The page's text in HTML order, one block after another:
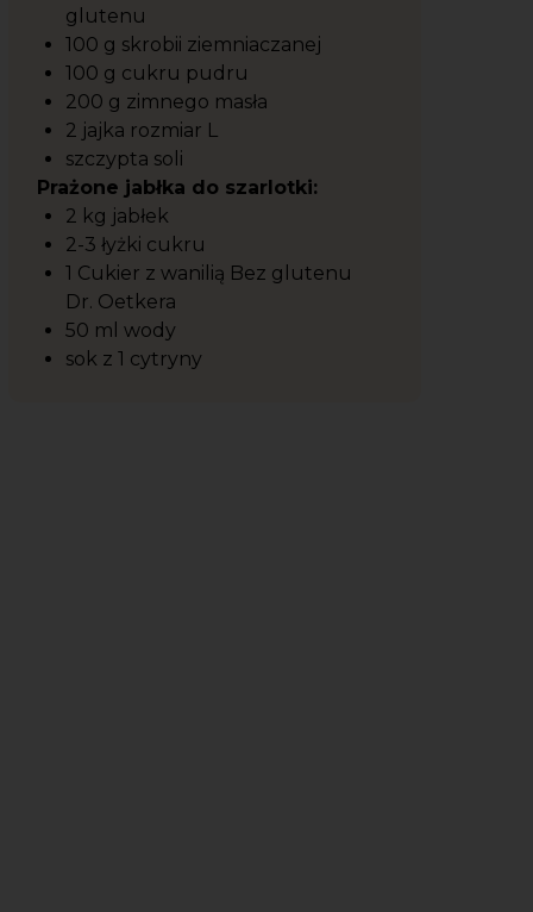
glutenu
100 g skrobii ziemniaczanej
100 g cukru pudru
200 g zimnego masła
2 jajka rozmiar L
szczypta soli
Prażone jabłka do szarlotki:
2 kg jabłek
2-3 łyżki cukru
1 Cukier z wanilią Bez glutenu
Dr. Oetkera
50 ml wody
sok z 1 cytryny